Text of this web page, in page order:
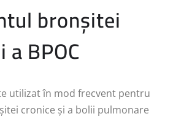
bronșitei
BPOC
utilizat în mod frecvent pentru
cronice și a bolii pulmonare